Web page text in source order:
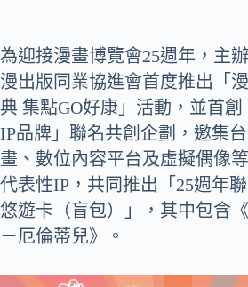
為迎接漫畫博覽會25週年，主
漫出版同業協進會首度推出「
典 集點GO好康」活動，並首
IP品牌」聯名共創企劃，邀集
畫、數位內容平台及虛擬偶像
代表性IP，共同推出「25週年
悠遊卡（盲包）」，其中包含
－厄倫蒂兒》。